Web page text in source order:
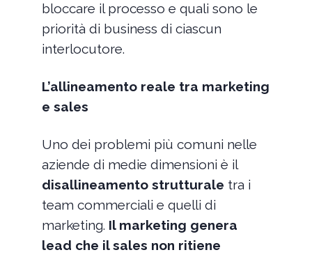
bloccare il processo e quali sono le
priorità di business di ciascun
interlocutore.
L’allineamento reale tra marketing
e sales
Uno dei problemi più comuni nelle
aziende di medie dimensioni è il
disallineamento strutturale tra i
team commerciali e quelli di
marketing. Il marketing genera
lead che il sales non ritiene